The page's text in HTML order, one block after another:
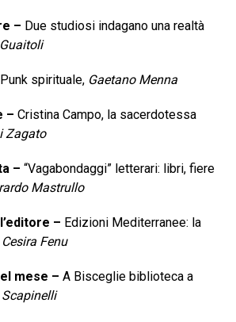
– Due studiosi indagano una realtà
Punk spirituale, Gaetano Menna
– Cristina Campo, la sacerdotessa
Zagato
– “Vagabondaggi” letterari: libri, fiere
Mastrullo
– Edizioni Mediterranee: la
Cesira Fenu
mese – A Bisceglie biblioteca a